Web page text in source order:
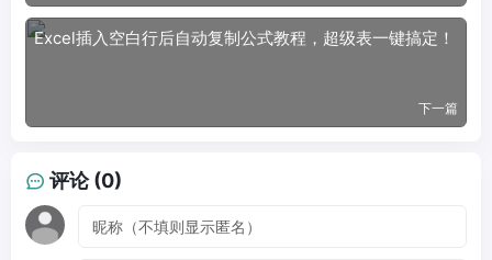
Excel插入空白行后自动复制公式教程，超级表一键搞定！
下一篇
评论 (0)